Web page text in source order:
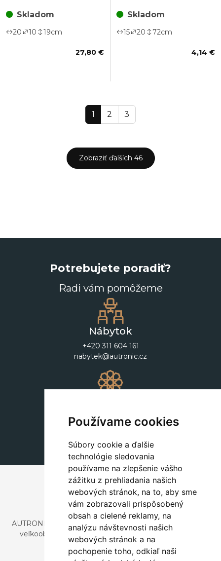
Používame cookies
Súbory cookie a ďalšie
technológie sledovania
používame na zlepšenie vášho
zážitku z prehliadania našich
webových stránok, na to, aby sme
vám zobrazovali prispôsobený
obsah a cielené reklamy, na
analýzu návštevnosti našich
webových stránok a na
pochopenie toho, odkiaľ naši
Skladom
20 10 19cm
27,80 €
Skladom
15 20 72cm
4,14 €
1 2 3
Zobraziť ďalších 46
Potrebujete poradiť?
Radi vám pomôžeme
Nábytok
+420 311 604 161
nabytek@autronic.cz
+420 311 604 182
dekorace@autronic.cz
AUTRONIC, s.r.o. je spoločnosť zaoberajúca sa dovozom a
veľkoobchodným predajom dizajnového aj štýlového
nábytku a dekorácií.